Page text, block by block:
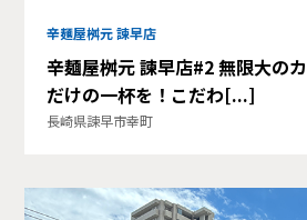
辛麺屋桝元 諫早店
辛麺屋桝元 諫早店#2 無限大の
だけの一杯を！こだわ[...]
長崎県諫早市幸町